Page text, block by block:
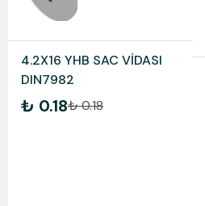
4.2X16 YHB SAC VİDASI
DIN7982
₺ 0.18₺ 0.18